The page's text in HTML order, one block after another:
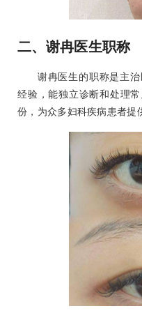
二、谢冉医生职称
谢冉医生的职称是主
经验，能独立诊断和处理
份，为众多妇科疾病患者提